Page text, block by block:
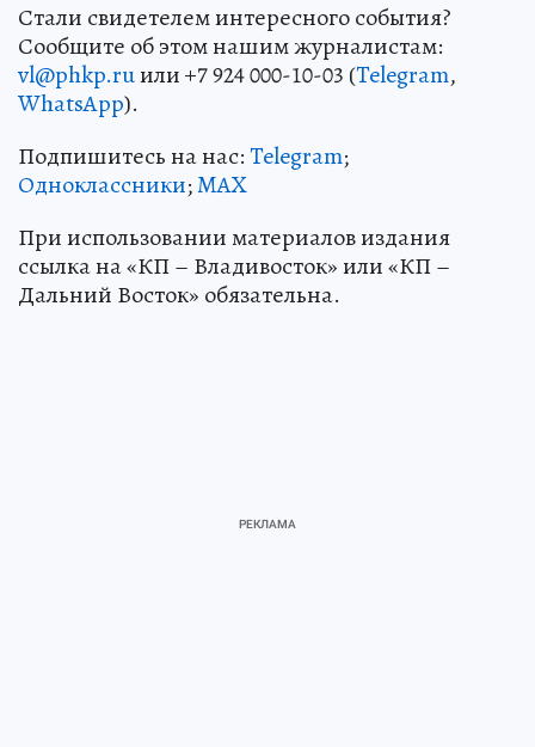
Стали свидетелем интересного события?
Сообщите об этом нашим журналистам:
vl@phkp.ruили +7 924 000-10-03 (Telegram,
WhatsApp).
Подпишитесь на нас:Telegram;
Одноклассники;MAX
При использовании материалов издания
ссылка на «КП – Владивосток» или «КП –
Дальний Восток» обязательна.